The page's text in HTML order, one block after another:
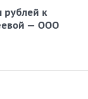
рублей к
— ООО